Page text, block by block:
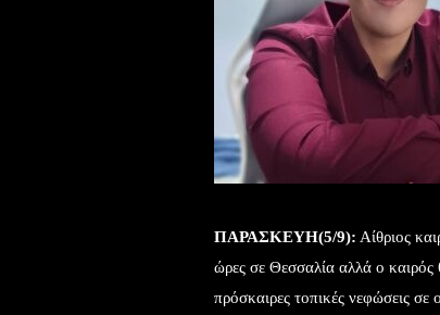
ΠΑΡΑΣΚΕΥΗ(5/9): Αίθριος
ώρες σε Θεσσαλία αλλά ο καιρός
πρόσκαιρες τοπικές νεφώσεις